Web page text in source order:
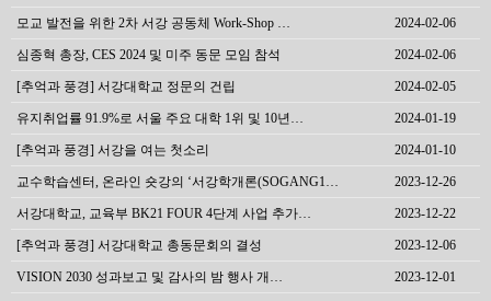
모교 발전을 위한 2차 서강 공동체 Work-Shop … 2024-02-06
심종혁 총장, CES 2024 및 미주 동문 모임 참석 2024-02-06
[추억과 풍경] 서강대학교 정문의 건립 2024-02-05
유지취업률 91.9%로 서울 주요 대학 1위 및 10년… 2024-01-19
[추억과 풍경] 서강을 여는 첫소리 2024-01-10
교수학습센터, 온라인 숏강의 ‘서강학개론(SOGANG1… 2023-12-26
서강대학교, 교육부 BK21 FOUR 4단계 사업 추가… 2023-12-22
[추억과 풍경] 서강대학교 총동문회의 결성 2023-12-06
VISION 2030 성과보고 및 감사의 밤 행사 개… 2023-12-01